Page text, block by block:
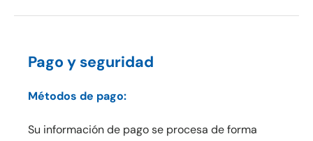
Pago y seguridad
Métodos de pago:
Su información de pago se procesa de forma